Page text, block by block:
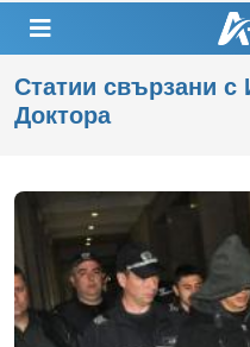
Статии свързани с
Доктора